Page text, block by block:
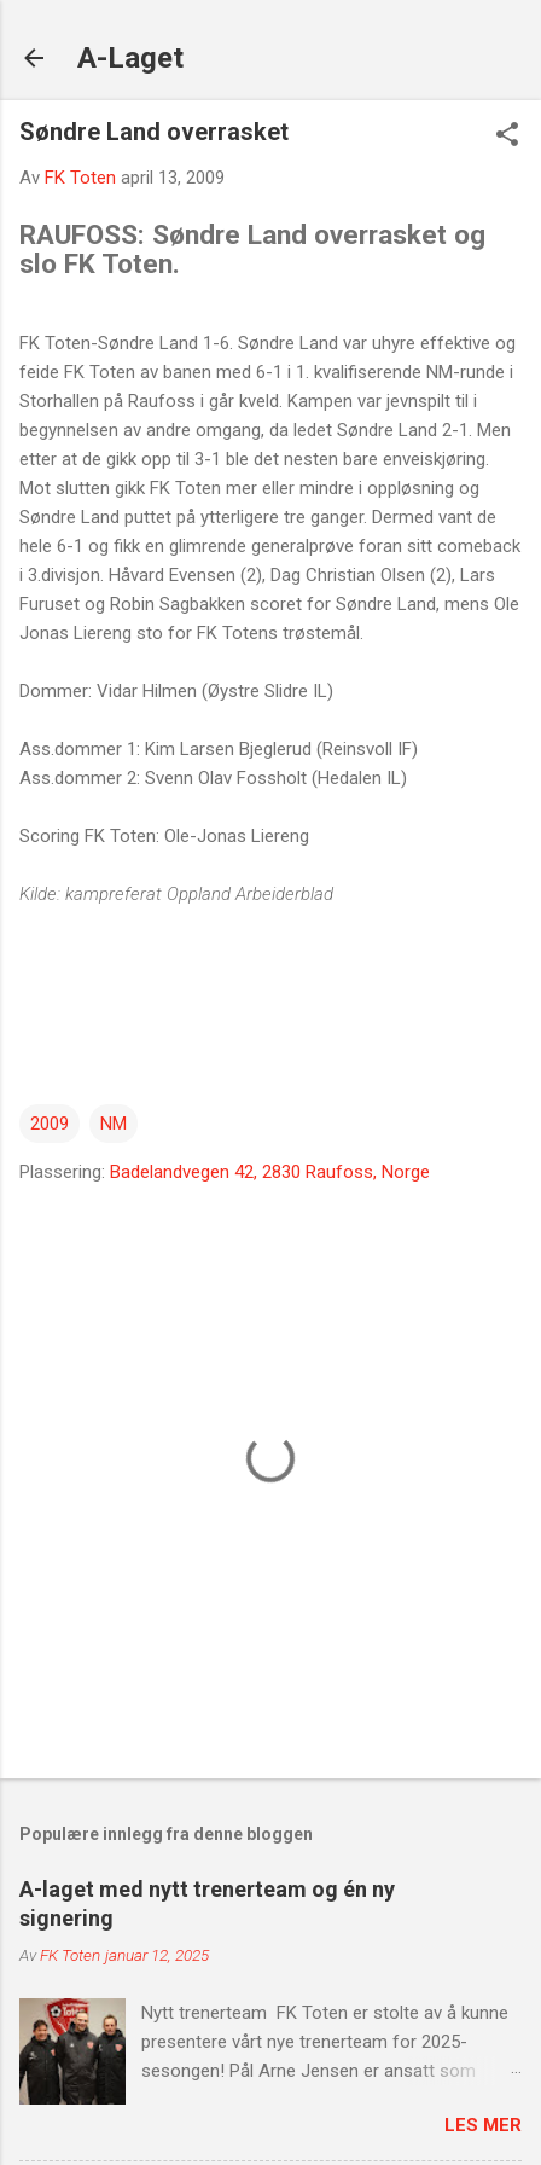
A-Laget
Søndre Land overrasket
Av FK Toten april 13, 2009
RAUFOSS: Søndre Land overrasket og
slo FK Toten.
FK Toten-Søndre Land 1-6. Søndre Land var uhyre effektive og
feide FK Toten av banen med 6-1 i 1. kvalifiserende NM-runde i
Storhallen på Raufoss i går kveld. Kampen var jevnspilt til i
begynnelsen av andre omgang, da ledet Søndre Land 2-1. Men
etter at de gikk opp til 3-1 ble det nesten bare enveiskjøring.
Mot slutten gikk FK Toten mer eller mindre i oppløsning og
Søndre Land puttet på ytterligere tre ganger. Dermed vant de
hele 6-1 og fikk en glimrende generalprøve foran sitt comeback
i 3.divisjon. Håvard Evensen (2), Dag Christian Olsen (2), Lars
Furuset og Robin Sagbakken scoret for Søndre Land, mens Ole
Jonas Liereng sto for FK Totens trøstemål.
Dommer: Vidar Hilmen (Øystre Slidre IL)
Ass.dommer 1: Kim Larsen Bjeglerud (Reinsvoll IF)
Ass.dommer 2: Svenn Olav Fossholt (Hedalen IL)
Scoring FK Toten: Ole-Jonas Liereng
Kilde: kampreferat Oppland Arbeiderblad
2009 NM
Plassering: Badelandvegen 42, 2830 Raufoss, Norge
Populære innlegg fra denne bloggen
A-laget med nytt trenerteam og én ny
signering
AvFK Toten januar 12, 2025
Nytt trenerteam FK Toten er stolte av å kunne
presentere vårt nye trenerteam for 2025-
sesongen! Pål Arne Jensen er ansatt som
spillerutvikler. Dette sterke teamet er klare til å
LES MER